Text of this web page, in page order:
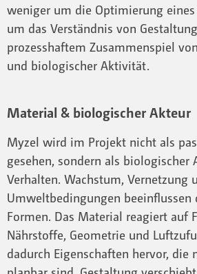
weniger um die Optimierung
um das Verständnis von
prozesshaftem Zusammenspiel
und biologischer Aktivität.
Material & biologischer Akteur
Myzel wird im Projekt nicht als
gesehen, sondern als biologischer
Verhalten. Wachstum, Vernetzung
Umweltbedingungen beeinflussen
Formen. Das Material reagiert auf
Nährstoffe, Geometrie und
dadurch Eigenschaften hervor,